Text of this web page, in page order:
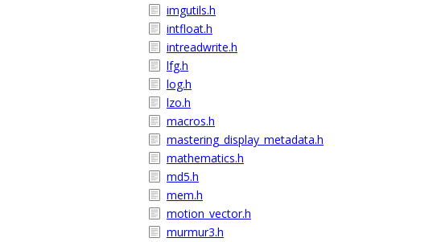
imgutils.h
intfloat.h
intreadwrite.h
lfg.h
log.h
lzo.h
macros.h
mastering_display_metadata.h
mathematics.h
md5.h
mem.h
motion_vector.h
murmur3.h